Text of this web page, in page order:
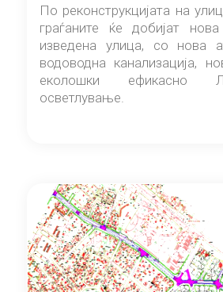
По реконструкцијата на
граѓаните ќе добијат
изведена улица, со нова
водоводна канализација,
еколошки ефикасно
осветлување.